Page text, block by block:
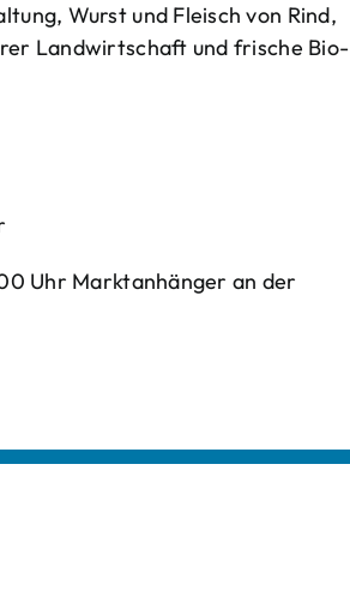
Wurst und Fleisch von Rind,
Landwirtschaft und frische Bio-
Uhr Marktanhänger an der